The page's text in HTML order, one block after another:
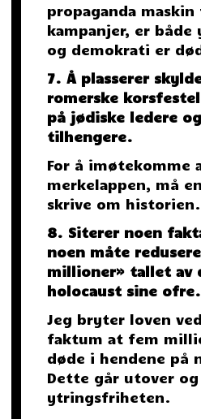
propaganda
kampanjer, er
og demokrati er
7. Å plasserer
romerske
på jødiske ledere
tilhengere.
For å imøtekomme
merkelappen, må
skrive om historien.
8. Siterer noen
noen måte
millioner» tallet av
holocaust sine ofre.
Jeg bryter loven
faktum at fem
døde i hendene på
Dette går utover
ytringsfriheten.